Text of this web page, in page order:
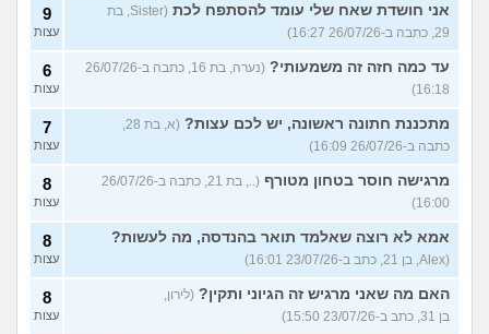
אני חושדת שאח שלי עומד להסתפח לכת
(Sister, בת
29, כתבה ב-26/07/26 16:27)
9
עצות
עד כמה חזה זה משמעותי?
(נערה, בת 16, כתבה ב-26/07/26
16:18)
6
עצות
מתכננת חתונה ראשונה, יש לכם עצות?
כתבה ב-26/07/26 16:09)
7
עצות
מרגישה חוסר בטחון מטורף
(.., בת 21, כתבה ב-26/07/26
16:00)
8
עצות
אמא לא רוצה שאלמד תואר בהנדסה, מה לעשות?
(Alex, בן 21, כתב ב-23/07/26 16:01)
8
עצות
האם מה שאני מרגיש זה הגיוני ותקין? (לירון,
בן 31, כתב ב-23/07/26 15:50)
8
עצות